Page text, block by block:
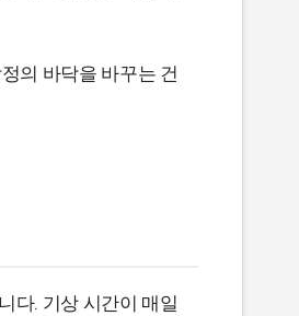
의 바닥을 바꾸는 건
다. 기상 시간이 매일